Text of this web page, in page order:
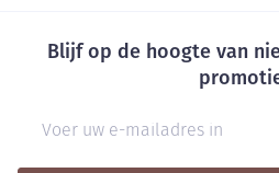
Blijf op de hoogte van